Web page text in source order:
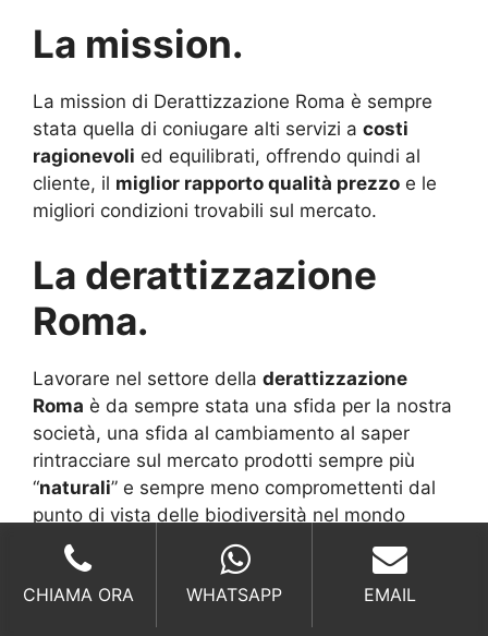
La mission.
La mission di Derattizzazione Roma è sempre
stata quella di coniugare alti servizi a costi
ragionevoli ed equilibrati, offrendo quindi al
cliente, il miglior rapporto qualità prezzo e le
migliori condizioni trovabili sul mercato.
La derattizzazione
Roma.
Lavorare nel settore della derattizzazione
Roma è da sempre stata una sfida per la nostra
società, una sfida al cambiamento al saper
rintracciare sul mercato prodotti sempre più
“naturali” e sempre meno compromettenti dal
punto di vista delle biodiversità nel mondo
animale.
Il rispetto dell’uomo.
CHIAMA ORA WHATSAPP EMAIL